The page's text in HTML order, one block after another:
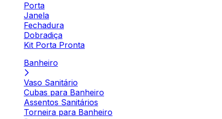
Porta
Janela
Fechadura
Dobradiça
Kit Porta Pronta
Banheiro
Vaso Sanitário
Cubas para Banheiro
Assentos Sanitários
Torneira para Banheiro